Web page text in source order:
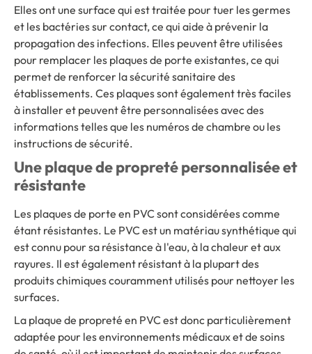
Elles ont une surface qui est traitée pour tuer les germes
et les bactéries sur contact, ce qui aide à prévenir la
propagation des infections. Elles peuvent être utilisées
pour remplacer les plaques de porte existantes, ce qui
permet de renforcer la sécurité sanitaire des
établissements. Ces plaques sont également très faciles
à installer et peuvent être personnalisées avec des
informations telles que les numéros de chambre ou les
instructions de sécurité.
Une plaque de propreté personnalisée et
résistante
Les plaques de porte en PVC sont considérées comme
étant résistantes. Le PVC est un matériau synthétique qui
est connu pour sa résistance à l'eau, à la chaleur et aux
rayures. Il est également résistant à la plupart des
produits chimiques couramment utilisés pour nettoyer les
surfaces.
La plaque de propreté en PVC est donc particulièrement
adaptée pour les environnements médicaux et de soins